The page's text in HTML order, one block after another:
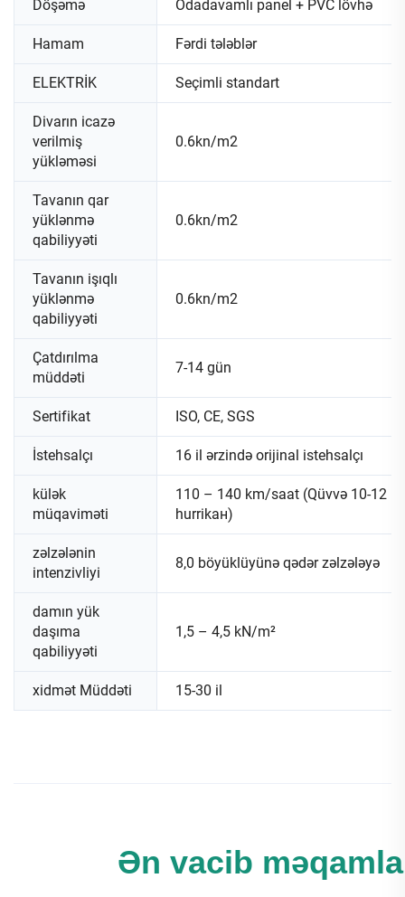
Döşəmə Odadavamlı panel + PVC lövhə
Hamam Fərdi tələblər
ELEKTRİK Seçimli standart
Divarın icazə
verilmiş
yükləməsi
0.6kn/m2
Tavanın qar
yüklənmə
qabiliyyəti
0.6kn/m2
Tavanın işıqlı
yüklənmə
qabiliyyəti
0.6kn/m2
Çatdırılma
müddəti
7-14 gün
Sertifikat ISO, CE, SGS
İstehsalçı 16 il ərzində orijinal istehsalçı
külək
müqaviməti
110 – 140 km/saat (Qüvvə 10-12
hurrikан)
zəlzələnin
intenzivliyi
8,0 böyüklüyünə qədər zəlzələyə
damın yük
daşıma
qabiliyyəti
1,5 – 4,5 kN/m²
xidmət Müddəti 15-30 il
Ən vacib